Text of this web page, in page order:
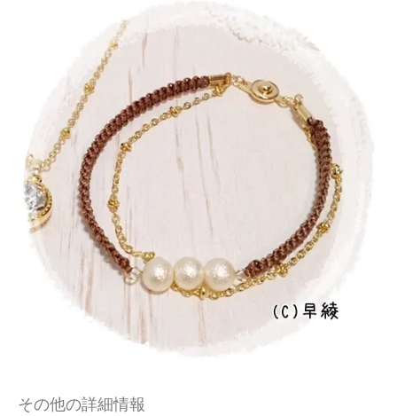
その他の詳細情報